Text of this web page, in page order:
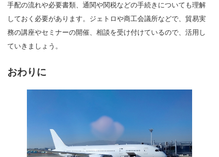
手配の流れや必要書類、通関や関税などの手続きについても理解
しておく必要があります。ジェトロや商工会議所などで、貿易実
務の講座やセミナーの開催、相談を受け付けているので、活用し
ていきましょう。
おわりに